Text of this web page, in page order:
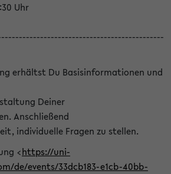
Uhr
erhältst Du Basisinformationen und
Deiner
Anschließend
individuelle Fragen zu stellen.
<https://uni-
de/events/33dcb183-e1cb-40bb-